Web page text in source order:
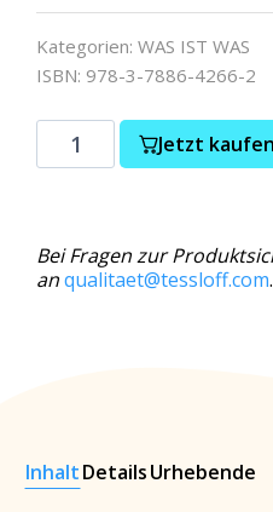
Kategorien: WAS IST WAS
ISBN: 978-3-7886-4266-2
Jetzt kaufen
Bei Fragen zur
anqualitaet@tessloff.com.
InhaltDetailsUrhebende